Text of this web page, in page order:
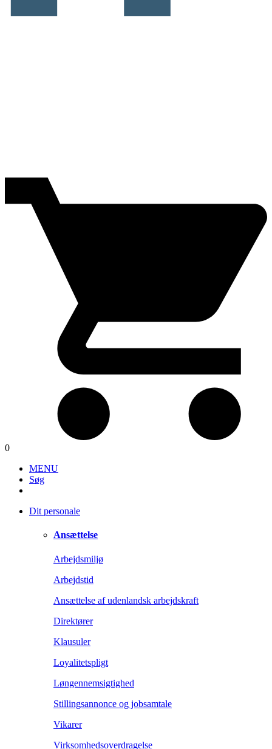
0
MENU
Søg
Dit personale
Ansættelse
Arbejdsmiljø
Arbejdstid
Ansættelse af udenlandsk arbejdskraft
Direktører
Klausuler
Loyalitetspligt
Løngennemsigtighed
Stillingsannonce og jobsamtale
Vikarer
Virksomhedsoverdragelse